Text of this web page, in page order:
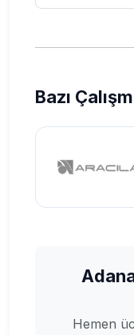
Bazı
Hemen